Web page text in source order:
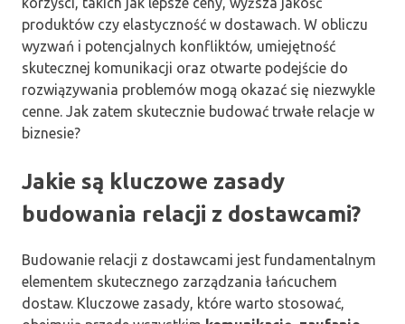
produktów czy elastyczność w dostawach. W obliczu
wyzwań i potencjalnych konfliktów, umiejętność
skutecznej komunikacji oraz otwarte podejście do
rozwiązywania problemów mogą okazać się niezwykle
cenne. Jak zatem skutecznie budować trwałe relacje w
biznesie?
Jakie są kluczowe zasady
budowania relacji z dostawcami?
Budowanie relacji z dostawcami jest fundamentalnym
elementem skutecznego zarządzania łańcuchem
dostaw. Kluczowe zasady, które warto stosować,